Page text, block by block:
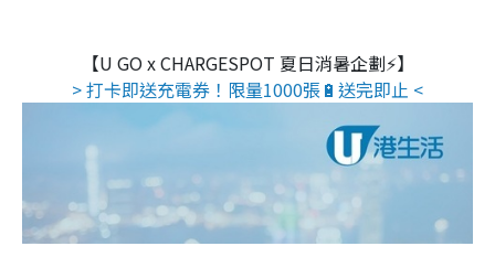
【U GO x CHARGESPOT 夏日消暑企劃⚡】
> 打卡即送充電券！限量1000張🔋送完即止 <